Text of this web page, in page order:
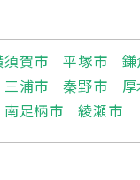
須賀市 平塚市
三浦市 秦野市
南足柄市 綾瀬市